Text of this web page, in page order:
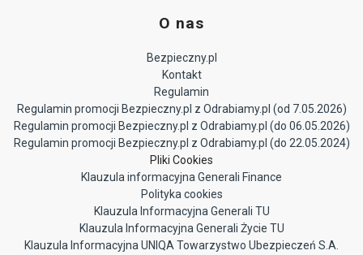
O nas
Bezpieczny.pl
Kontakt
Regulamin
Regulamin promocji Bezpieczny.pl z Odrabiamy.pl (od 7.05.2026)
Regulamin promocji Bezpieczny.pl z Odrabiamy.pl (do 06.05.2026)
Regulamin promocji Bezpieczny.pl z Odrabiamy.pl (do 22.05.2024)
Pliki Cookies
Klauzula informacyjna Generali Finance
Polityka cookies
Klauzula Informacyjna Generali TU
Klauzula Informacyjna Generali Życie TU
Klauzula Informacyjna UNIQA Towarzystwo Ubezpieczeń S.A.